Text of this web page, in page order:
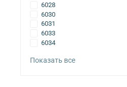
6028
6030
6031
6033
6034
Показать все